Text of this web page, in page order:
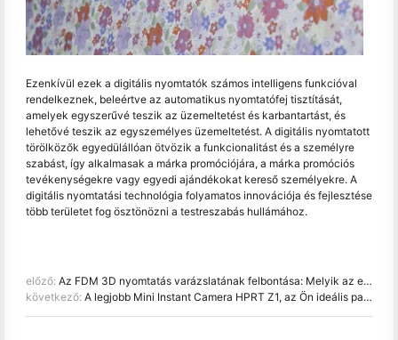
Ezenkívül ezek a digitális nyomtatók számos intelligens funkcióval
rendelkeznek, beleértve az automatikus nyomtatófej tisztítását,
amelyek egyszerűvé teszik az üzemeltetést és karbantartást, és
lehetővé teszik az egyszemélyes üzemeltetést. A digitális nyomtatott
törölközők egyedülállóan ötvözik a funkcionalitást és a személyre
szabást, így alkalmasak a márka promóciójára, a márka promóciós
tevékenységekre vagy egyedi ajándékokat kereső személyekre. A
digitális nyomtatási technológia folyamatos innovációja és fejlesztése
több területet fog ösztönözni a testreszabás hullámához.
előző: Az FDM 3D nyomtatás varázslatának felbontása: Melyik az erősebb FDM vagy SLA?
következő: A legjobb Mini Instant Camera HPRT Z1, az Ön ideális partnere Parti és Utazás